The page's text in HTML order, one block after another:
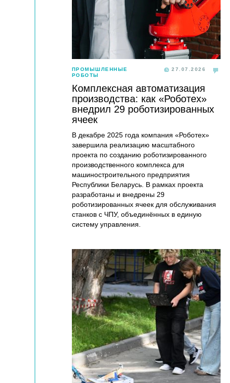
ПРОМЫШЛЕННЫЕ
РОБОТЫ
27.07.2026
Комплексная автоматизация
производства: как «Роботех»
внедрил 29 роботизированных
ячеек
В декабре 2025 года компания «Роботех»
завершила реализацию масштабного
проекта по созданию роботизированного
производственного комплекса для
машиностроительного предприятия
Республики Беларусь. В рамках проекта
разработаны и внедрены 29
роботизированных ячеек для обслуживания
станков с ЧПУ, объединённых в единую
систему управления.